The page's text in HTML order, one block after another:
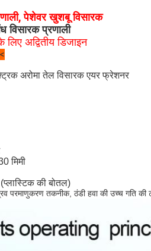
पेशेवर खुशबू विसारक
प्रणाली
अद्वितीय डिजाइन
अरोमा तेल विसारक एयर फ्रेशनर
मिमी
की बोतल)
परमाणुकरण तकनीक, ठंडी हवा की उच्च गति